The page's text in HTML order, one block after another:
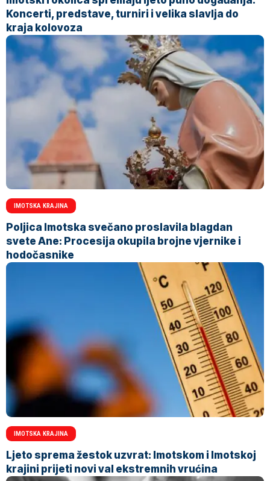
Koncerti, predstave, turniri i velika slavlja do
kraja kolovoza
IMOTSKA KRAJINA
Poljica Imotska svečano proslavila blagdan
svete Ane: Procesija okupila brojne vjernike i
hodočasnike
IMOTSKA KRAJINA
Ljeto sprema žestok uzvrat: Imotskom i Imotskoj
krajini prijeti novi val ekstremnih vrućina